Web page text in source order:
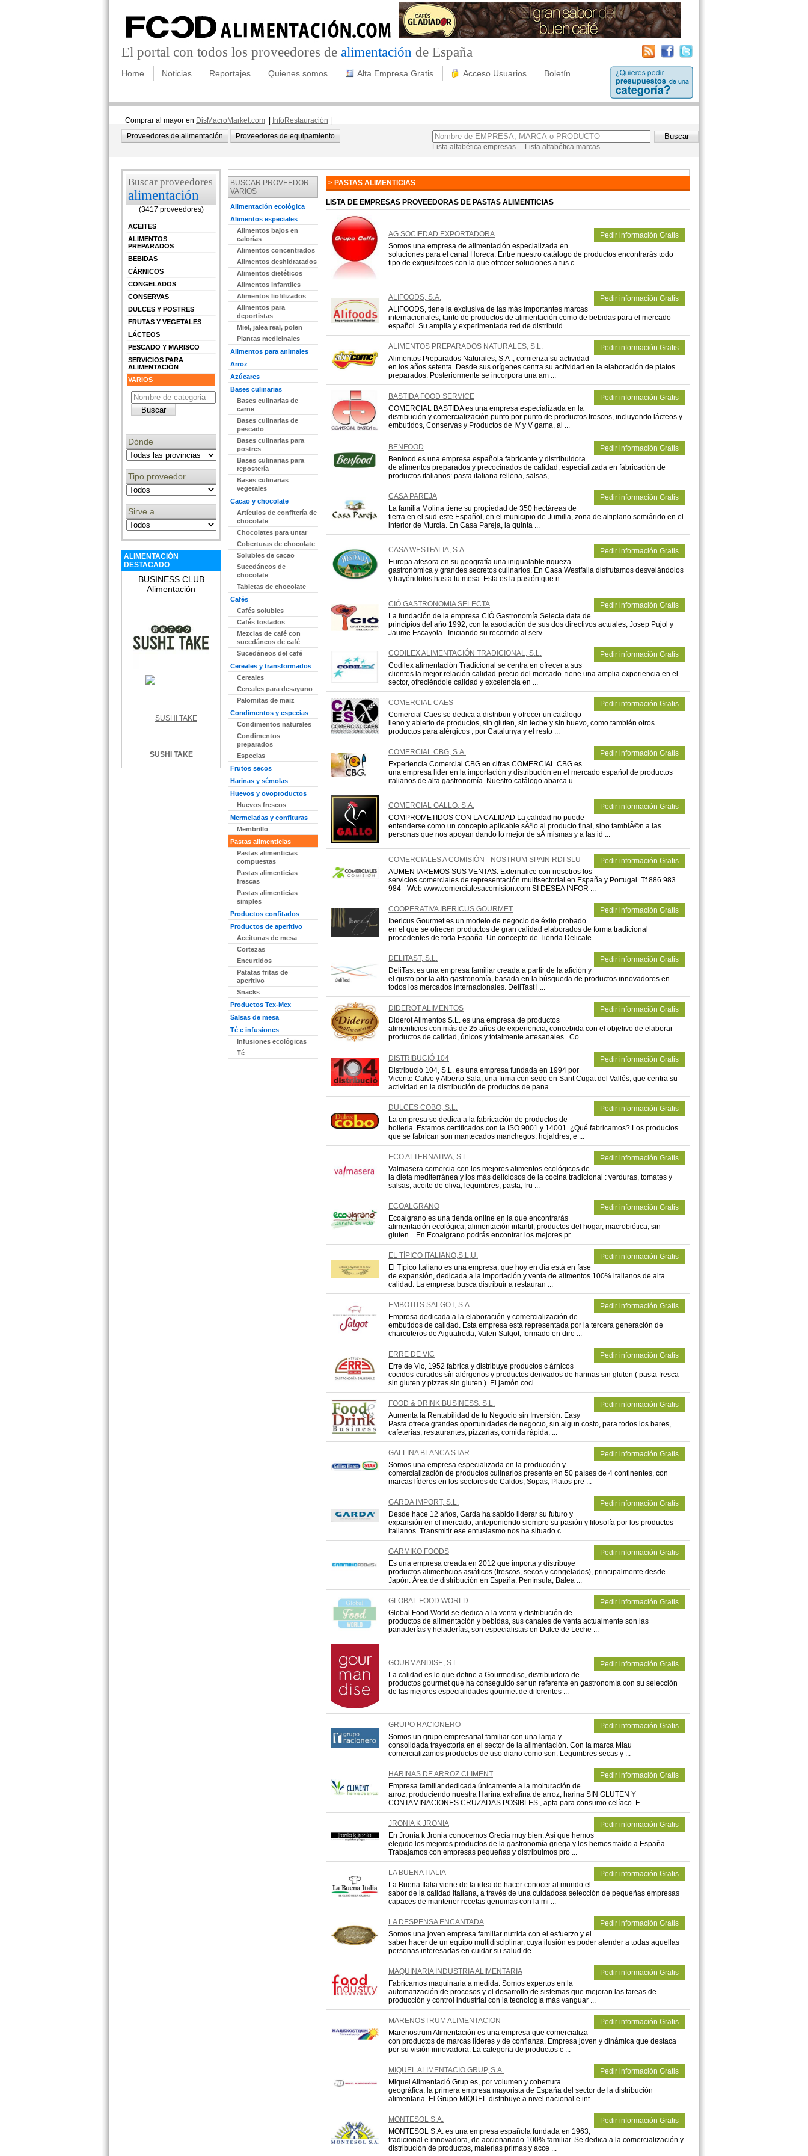
El portal con todos los proveedores de alimentación de España
Home Noticias Reportajes Quienes somos Alta Empresa Gratis Acceso Usuarios Boletín
Comprar al mayor en DisMacroMarket.com InfoRestauración
Proveedores de alimentación
Proveedores de equipamiento
Lista alfabética empresas
Lista alfabética marcas
Buscar proveedores
alimentación
(3417 proveedores)
ACEITES
ALIMENTOS
PREPARADOS
BEBIDAS
CÁRNICOS
CONGELADOS
CONSERVAS
DULCES Y POSTRES
FRUTAS Y VEGETALES
LÁCTEOS
PESCADO Y MARISCO
SERVICIOS PARA
ALIMENTACIÓN
VARIOS
Dónde
Tipo proveedor
Sirve a
ALIMENTACIÓN
DESTACADO
BUSINESS CLUB
Alimentación
SUSHI TAKE
BUSCAR PROVEEDOR
VARIOS
Alimentación ecológica
Alimentos especiales
Alimentos bajos en
calorías
Alimentos concentrados
Alimentos deshidratados
Alimentos dietéticos
Alimentos infantiles
Alimentos liofilizados
Alimentos para
deportistas
Miel, jalea real, polen
Plantas medicinales
Alimentos para animales
Arroz
Azúcares
Bases culinarias
Bases culinarias de
carne
Bases culinarias de
pescado
Bases culinarias para
postres
Bases culinarias para
repostería
Bases culinarias
vegetales
Cacao y chocolate
Artículos de confitería de
chocolate
Chocolates para untar
Coberturas de chocolate
Solubles de cacao
Sucedáneos de
chocolate
Tabletas de chocolate
Cafés
Cafés solubles
Cafés tostados
Mezclas de café con
sucedáneos de café
Sucedáneos del café
Cereales y transformados
Cereales
Cereales para desayuno
Palomitas de maiz
Condimentos y especias
Condimentos naturales
Condimentos
preparados
Especias
Frutos secos
Harinas y sémolas
Huevos y ovoproductos
Huevos frescos
Mermeladas y confituras
Membrillo
Pastas alimenticias
Pastas alimenticias
compuestas
Pastas alimenticias
frescas
Pastas alimenticias
simples
Productos confitados
Productos de aperitivo
Aceitunas de mesa
Cortezas
Encurtidos
Patatas fritas de
aperitivo
Snacks
Productos Tex-Mex
Salsas de mesa
Té e infusiones
Infusiones ecológicas
Té
> PASTAS ALIMENTICIAS
LISTA DE EMPRESAS PROVEEDORAS DE PASTAS ALIMENTICIAS
AG SOCIEDAD EXPORTADORA
Pedir información Gratis
Somos una empresa de alimentación especializada en
soluciones para el canal Horeca. Entre nuestro catálogo de productos encontrarás todo
tipo de exquisiteces con la que ofrecer soluciones a tus c ...
ALIFOODS, S.A.
Pedir información Gratis
ALIFOODS, tiene la exclusiva de las más importantes marcas
internacionales, tanto de productos de alimentación como de bebidas para el mercado
español. Su amplia y experimentada red de distribuid ...
ALIMENTOS PREPARADOS NATURALES, S.L.
Pedir información Gratis
Alimentos Preparados Naturales, S.A ., comienza su actividad
en los años setenta. Desde sus orígenes centra su actividad en la elaboración de platos
preparados. Posteriormente se incorpora una am ...
BASTIDA FOOD SERVICE
Pedir información Gratis
COMERCIAL BASTIDA es una empresa especializada en la
distribución y comercialización punto por punto de productos frescos, incluyendo lácteos y
embutidos, Conservas y Productos de IV y V gama, al ...
BENFOOD
Pedir información Gratis
Benfood es una empresa española fabricante y distribuidora
de alimentos preparados y precocinados de calidad, especializada en fabricación de
productos italianos: pasta italiana rellena, salsas, ...
CASA PAREJA
Pedir información Gratis
La familia Molina tiene su propiedad de 350 hectáreas de
tierra en el sud-este Español, en el municipio de Jumilla, zona de altiplano semiárido en el
interior de Murcia. En Casa Pareja, la quinta ...
CASA WESTFALIA, S.A.
Pedir información Gratis
Europa atesora en su geografía una inigualable riqueza
gastronómica y grandes secretos culinarios. En Casa Westfalia disfrutamos desvelándolos
y trayéndolos hasta tu mesa. Esta es la pasión que n ...
CIÓ GASTRONOMIA SELECTA
Pedir información Gratis
La fundación de la empresa CIÓ Gastronomía Selecta data de
principios del año 1992, con la asociación de sus dos directivos actuales, Josep Pujol y
Jaume Escayola . Iniciando su recorrido al serv ...
CODILEX ALIMENTACIÓN TRADICIONAL, S.L.
Pedir información Gratis
Codilex alimentación Tradicional se centra en ofrecer a sus
clientes la mejor relación calidad-precio del mercado. tiene una amplia experiencia en el
sector, ofreciéndole calidad y excelencia en ...
COMERCIAL CAES
Pedir información Gratis
Comercial Caes se dedica a distribuir y ofrecer un catálogo
lleno y abierto de productos, sin gluten, sin leche y sin huevo, como también otros
productos para alérgicos , por Catalunya y el resto ...
COMERCIAL CBG, S.A.
Pedir información Gratis
Experiencia Comercial CBG en cifras COMERCIAL CBG es
una empresa líder en la importación y distribución en el mercado español de productos
italianos de alta gastronomía. Nuestro catálogo abarca u ...
COMERCIAL GALLO, S.A.
Pedir información Gratis
COMPROMETIDOS CON LA CALIDAD La calidad no puede
entenderse como un concepto aplicable sÃ³lo al producto final, sino tambiÃ©n a las
personas que nos apoyan dando lo mejor de sÃ­ mismas y a las id ...
COMERCIALES A COMISIÓN - NOSTRUM SPAIN RDI SLU
Pedir información Gratis
AUMENTAREMOS SUS VENTAS. Externalice con nosotros los
servicios comerciales de representación multisectorial en España y Portugal. Tf 886 983
984 - Web www.comercialesacomision.com SI DESEA INFOR ...
COOPERATIVA IBERICUS GOURMET
Pedir información Gratis
Ibericus Gourmet es un modelo de negocio de éxito probado
en el que se ofrecen productos de gran calidad elaborados de forma tradicional
procedentes de toda España. Un concepto de Tienda Delicate ...
DELITAST, S.L.
Pedir información Gratis
DeliTast es una empresa familiar creada a partir de la afición y
el gusto por la alta gastronomía, basada en la búsqueda de productos innovadores en
todos los mercados internacionales. DeliTast i ...
DIDEROT ALIMENTOS
Pedir información Gratis
Diderot Alimentos S.L. es una empresa de productos
alimenticios con más de 25 años de experiencia, concebida con el objetivo de elaborar
productos de calidad, únicos y totalmente artesanales . Co ...
DISTRIBUCIÓ 104
Pedir información Gratis
Distribució 104, S.L. es una empresa fundada en 1994 por
Vicente Calvo y Alberto Sala, una firma con sede en Sant Cugat del Vallés, que centra su
actividad en la distribución de productos de pana ...
DULCES COBO, S.L.
Pedir información Gratis
La empresa se dedica a la fabricación de productos de
bolleria. Estamos certificados con la ISO 9001 y 14001. ¿Qué fabricamos? Los productos
que se fabrican son mantecados manchegos, hojaldres, e ...
ECO ALTERNATIVA, S.L.
Pedir información Gratis
Valmasera comercia con los mejores alimentos ecológicos de
la dieta mediterránea y los más deliciosos de la cocina tradicional : verduras, tomates y
salsas, aceite de oliva, legumbres, pasta, fru ...
ECOALGRANO
Pedir información Gratis
Ecoalgrano es una tienda online en la que encontrarás
alimentación ecológica, alimentación infantil, productos del hogar, macrobiótica, sin
gluten... En Ecoalgrano podrás encontrar los mejores pr ...
EL TÍPICO ITALIANO,S.L.U.
Pedir información Gratis
El Típico Italiano es una empresa, que hoy en día está en fase
de expansión, dedicada a la importación y venta de alimentos 100% italianos de alta
calidad. La empresa busca distribuir a restauran ...
EMBOTITS SALGOT, S.A
Pedir información Gratis
Empresa dedicada a la elaboración y comercialización de
embutidos de calidad. Esta empresa está representada por la tercera generación de
charcuteros de Aiguafreda, Valeri Salgot, formado en dire ...
ERRE DE VIC
Pedir información Gratis
Erre de Vic, 1952 fabrica y distribuye productos c árnicos
cocidos-curados sín alérgenos y productos derivados de harinas sin gluten ( pasta fresca
sin gluten y pizzas sin gluten ). El jamón coci ...
FOOD & DRINK BUSINESS, S.L.
Pedir información Gratis
Aumenta la Rentabilidad de tu Negocio sin Inversión. Easy
Pasta ofrece grandes oportunidades de negocio, sin algun costo, para todos los bares,
cafeterias, restaurantes, pizzarias, comida ràpida, ...
GALLINA BLANCA STAR
Pedir información Gratis
Somos una empresa especializada en la producción y
comercialización de productos culinarios presente en 50 países de 4 continentes, con
marcas líderes en los sectores de Caldos, Sopas, Platos pre ...
GARDA IMPORT, S.L.
Pedir información Gratis
Desde hace 12 años, Garda ha sabido liderar su futuro y
expansión en el mercado, anteponiendo siempre su pasión y filosofía por los productos
italianos. Transmitir ese entusiasmo nos ha situado c ...
GARMIKO FOODS
Pedir información Gratis
Es una empresa creada en 2012 que importa y distribuye
productos alimenticios asiáticos (frescos, secos y congelados), principalmente desde
Japón. Área de distribución en España: Península, Balea ...
GLOBAL FOOD WORLD
Pedir información Gratis
Global Food World se dedica a la venta y distribución de
productos de alimentación y bebidas, sus canales de venta actualmente son las
panaderías y heladerías, son especialistas en Dulce de Leche ...
GOURMANDISE, S.L.
Pedir información Gratis
La calidad es lo que define a Gourmedise, distribuidora de
productos gourmet que ha conseguido ser un referente en gastronomía con su selección
de las mejores especialidades gourmet de diferentes ...
GRUPO RACIONERO
Pedir información Gratis
Somos un grupo empresarial familiar con una larga y
consolidada trayectoria en el sector de la alimentación. Con la marca Miau
comercializamos productos de uso diario como son: Legumbres secas y ...
HARINAS DE ARROZ CLIMENT
Pedir información Gratis
Empresa familiar dedicada únicamente a la molturación de
arroz, produciendo nuestra Harina extrafina de arroz, harina SIN GLUTEN Y
CONTAMINACIONES CRUZADAS POSIBLES , apta para consumo celíaco. F ...
JRONIA K JRONIA
Pedir información Gratis
En Jronia k Jronia conocemos Grecia muy bien. Así que hemos
elegido los mejores productos de la gastronomía griega y los hemos traído a España.
Trabajamos con empresas pequeñas y distribuimos pro ...
LA BUENA ITALIA
Pedir información Gratis
La Buena Italia viene de la idea de hacer conocer al mundo el
sabor de la calidad italiana, a través de una cuidadosa selección de pequeñas empresas
capaces de mantener recetas genuinas con la mi ...
LA DESPENSA ENCANTADA
Pedir información Gratis
Somos una joven empresa familiar nutrida con el esfuerzo y el
saber hacer de un equipo multidisciplinar, cuya ilusión es poder atender a todas aquellas
personas interesadas en cuidar su salud de ...
MAQUINARIA INDUSTRIA ALIMENTARIA
Pedir información Gratis
Fabricamos maquinaria a medida. Somos expertos en la
automatización de procesos y el desarrollo de sistemas que mejoran las tareas de
producción y control industrial con la tecnología más vanguar ...
MARENOSTRUM ALIMENTACION
Pedir información Gratis
Marenostrum Alimentación es una empresa que comercializa
con productos de marcas líderes y de confianza. Empresa joven y dinámica que destaca
por su visión innovadora. La categoría de productos c ...
MIQUEL ALIMENTACIO GRUP, S.A.
Pedir información Gratis
Miquel Alimentació Grup es, por volumen y cobertura
geográfica, la primera empresa mayorista de España del sector de la distribución
alimentaria. El Grupo MIQUEL distribuye a nivel nacional e int ...
MONTESOL S.A.
Pedir información Gratis
MONTESOL S.A. es una empresa española fundada en 1963,
tradicional e innovadora, de accionariado 100% familiar. Se dedica a la comercialización y
distribución de productos, materias primas y acce ...